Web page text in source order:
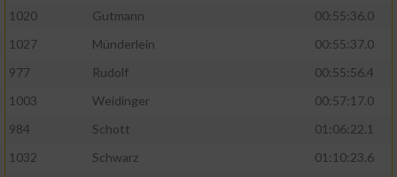
1020
Gutmann
00:55:36.0
1027
Münderlein
00:55:37.0
977
Rudolf
00:55:56.4
1003
Weidinger
00:57:17.0
984
Schott
01:06:22.1
1032
Schwarz
01:10:23.6